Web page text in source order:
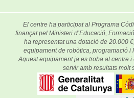
El centre ha participat al Programa
finançat pel Ministeri d’Educació,
ha representat una dotació de 20.000
equipament de robòtica, programació i
Aquest equipament ja es troba al centre
servir amb resultats molt